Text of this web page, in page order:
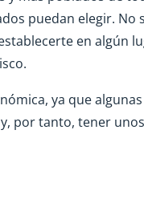
puedan elegir.
en algún
ya que
por tanto, tener